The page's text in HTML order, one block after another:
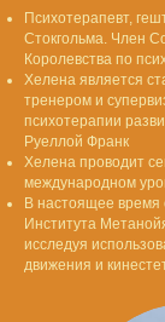
Психотерапевт,
Стокгольма. Член
Королевства по
Хелена является
тренером и
психотерапии
Руеллой Франк
Хелена проводит
международном
В настоящее время
Института
исследуя
движения и